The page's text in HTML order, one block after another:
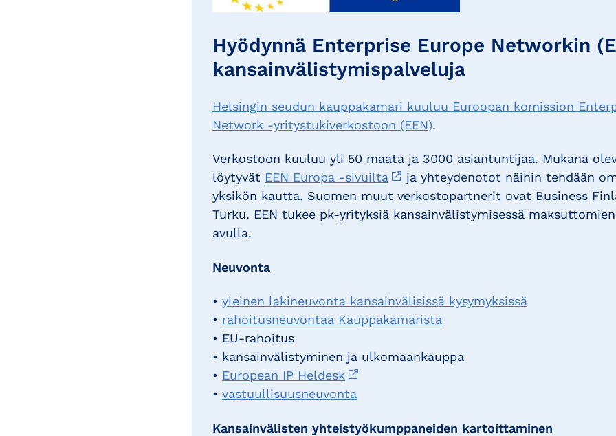
Hyödynnä Enterprise Europe Networkin
kansainvälistymispalveluja
Helsingin seudun kauppakamari kuuluu Euroopan komission
Network -yritystukiverkostoon (EEN).
Verkostoon kuuluu yli 50 maata ja 3000 asiantuntijaa. Mukana
löytyvät EEN Europa -sivuilta
ja yhteydenotot näihin tehdään
yksikön kautta. Suomen muut verkostopartnerit ovat Business
Turku. EEN tukee pk-yrityksiä kansainvälistymisessä
avulla.
Neuvonta
• yleinen lakineuvonta kansainvälisissä kysymyksissä
• rahoitusneuvontaa Kauppakamarista
• EU-rahoitus
• kansainvälistyminen ja ulkomaankauppa
• European IP Heldesk
• vastuullisuusneuvonta
Kansainvälisten yhteistyökumppaneiden kartoittaminen